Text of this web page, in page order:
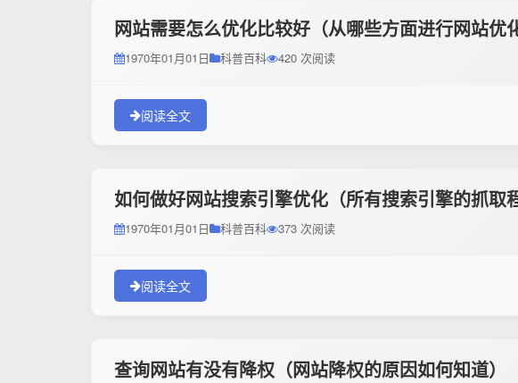
网站需要怎么优化比较好（从哪些方面进行网站优化
1970年01月01日 科普百科 420 次阅读
阅读全文
如何做好网站搜索引擎优化（所有搜索引擎的抓取
1970年01月01日 科普百科 373 次阅读
阅读全文
查询网站有没有降权（网站降权的原因如何知道）